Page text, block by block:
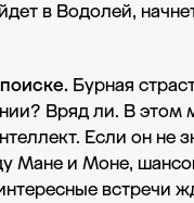
в Водолей,
Бурная
Вряд ли. В этом
Если он не
Мане и Моне,
встречи